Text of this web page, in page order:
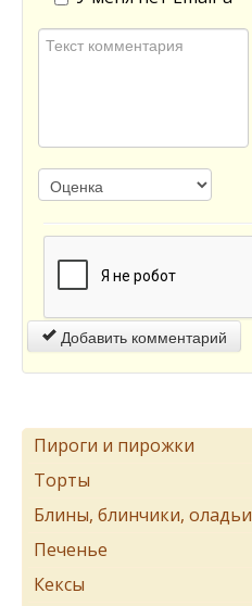
Добавить комментарий
Пироги и пирожки
Торты
Блины, блинчики, оладьи
Печенье
Кексы